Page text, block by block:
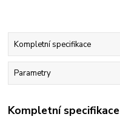
Kompletní specifikace
Parametry
Kompletní specifikace